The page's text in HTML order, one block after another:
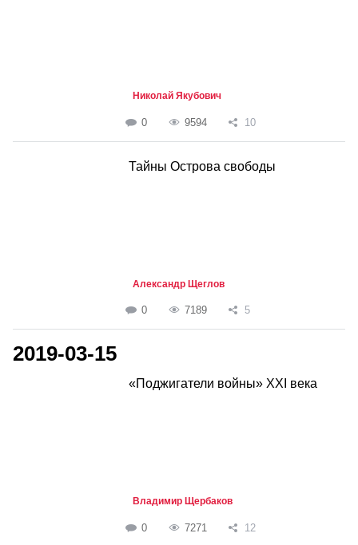
Николай Якубович
0 9594 10
Тайны Острова свободы
Александр Щеглов
0 7189 5
2019-03-15
«Поджигатели войны» XXI века
Владимир Щербаков
0 7271 12